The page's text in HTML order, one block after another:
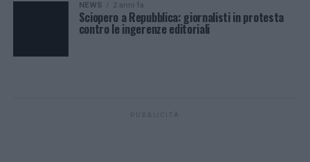
NEWS 2 anni fa
Sciopero a Repubblica: giornalisti in protesta
contro le ingerenze editoriali
PUBBLICITÀ